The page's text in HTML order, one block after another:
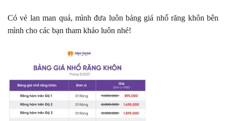
Có vẻ lan man quá, mình đưa luôn bảng giá nhổ răng khôn bên
mình cho các bạn tham khảo luôn nhé!